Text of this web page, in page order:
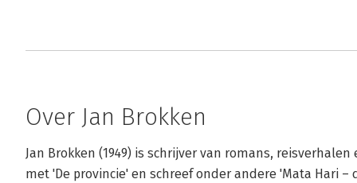
Over Jan Brokken
Jan Brokken (1949) is schrijver van romans,
met 'De provincie' en schreef onder andere 'Mata Hari –